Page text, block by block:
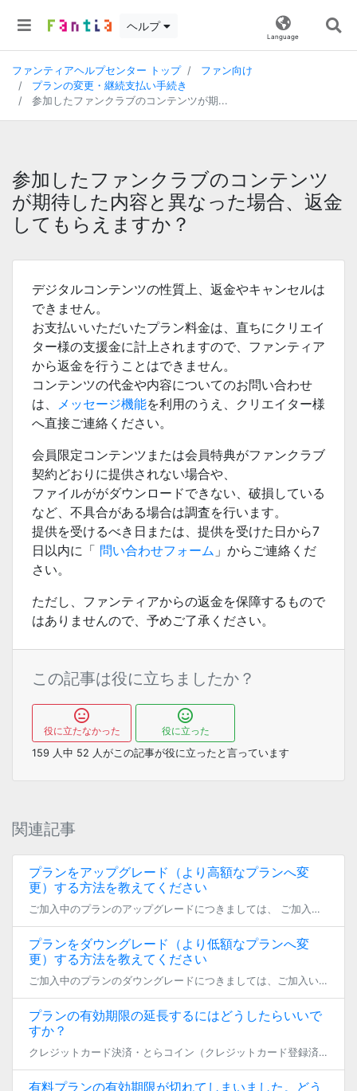
ヘルプ
Language
ファンティアヘルプセンター トップ
ファン向け
プランの変更・継続支払い手続き
参加したファンクラブのコンテンツが期...
参加したファンクラブのコンテンツ
が期待した内容と異なった場合、返金
してもらえますか？
デジタルコンテンツの性質上、返金やキャンセルは
できません。
お支払いいただいたプラン料金は、直ちにクリエイ
ター様の支援金に計上されますので、ファンティア
から返金を行うことはできません。
コンテンツの代金や内容についてのお問い合わせ
は、 メッセージ機能を利用のうえ、クリエイター様
へ直接ご連絡ください。
会員限定コンテンツまたは会員特典がファンクラブ
契約どおりに提供されない場合や、
ファイルががダウンロードできない、破損している
など、不具合がある場合は調査を行います。
提供を受けるべき日または、提供を受けた日から7
日以内に「 問い合わせフォーム 」からご連絡くだ
さい。
ただし、ファンティアからの返金を保障するもので
はありませんので、予めご了承ください。
この記事は役に立ちましたか？
役に立たなかった
役に立った
159 人中 52 人がこの記事が役に立ったと言っています
関連記事
プランをアップグレード（より高額なプランへ変
更）する方法を教えてください
ご加入中のプランのアップグレードにつきましては、 ご加入いただいているファンクラブのプラン一覧ページからお手続きいただけます。 もしくは、「参加しているファンクラブ」ページ内に表示される 各ファンクラブの「プランを変更」 […]
プランをダウングレード（より低額なプランへ変
更）する方法を教えてください
ご加入中のプランのダウングレードにつきましては、ご加入いただいているファンクラブの一覧ページから、 もしくは「参加しているファンクラブ」ページ内に表示される各ファンクラブの「プランを変更」からお手続きいただけます。 下位 […]
プランの有効期限の延長するにはどうしたらいいで
すか？
クレジットカード決済・とらコイン（クレジットカード登録済み）・atone翌月後払い・みんなの銀行決済または無料チケット（クレジットカード登録済み）でお支払いの場合 毎月1日に自動的に決済され、1ヶ月延長されますので特別な […]
有料プランの有効期限が切れてしまいました。どう